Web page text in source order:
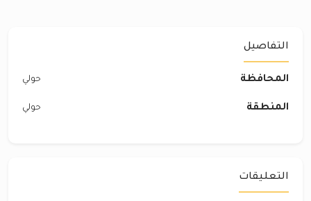
التفاصيل
المحافظة حولي
المنطقة حولي
التعليقات